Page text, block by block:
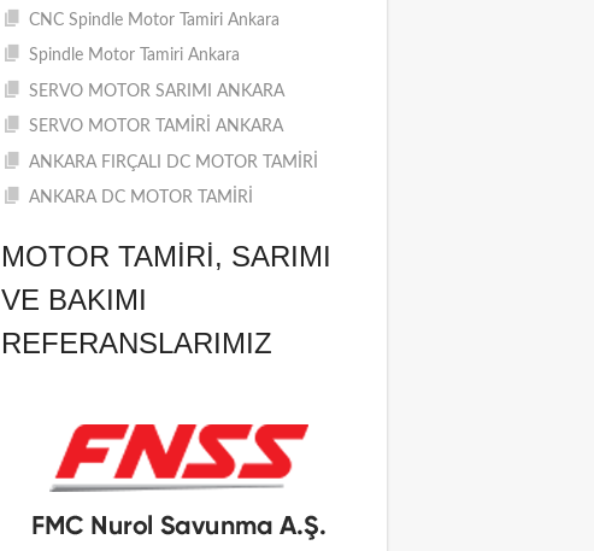
CNC Spindle Motor Tamiri Ankara
Spindle Motor Tamiri Ankara
SERVO MOTOR SARIMI ANKARA
SERVO MOTOR TAMİRİ ANKARA
ANKARA FIRÇALI DC MOTOR TAMİRİ
ANKARA DC MOTOR TAMİRİ
MOTOR TAMIRI, SARIMI
VE BAKIMI
REFERANSLARIMIZ